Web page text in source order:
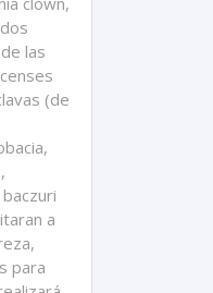
las
(de
a
para